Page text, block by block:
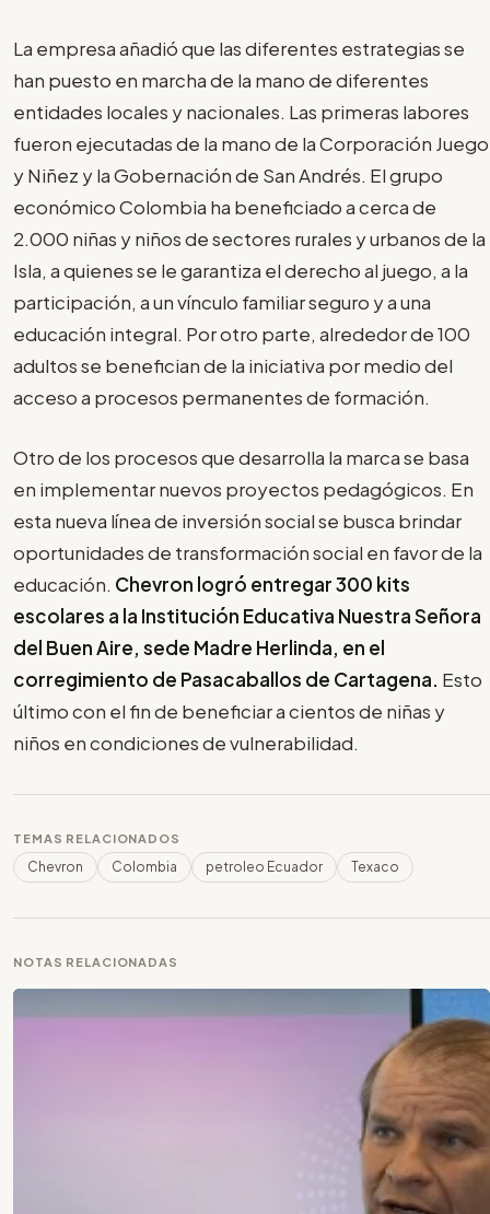
La empresa añadió que las diferentes estrategias se
han puesto en marcha de la mano de diferentes
entidades locales y nacionales. Las primeras labores
fueron ejecutadas de la mano de la Corporación Juego
y Niñez y la Gobernación de San Andrés. El grupo
económico Colombia ha beneficiado a cerca de
2.000 niñas y niños de sectores rurales y urbanos de la
Isla, a quienes se le garantiza el derecho al juego, a la
participación, a un vínculo familiar seguro y a una
educación integral. Por otro parte, alrededor de 100
adultos se benefician de la iniciativa por medio del
acceso a procesos permanentes de formación.
Otro de los procesos que desarrolla la marca se basa
en implementar nuevos proyectos pedagógicos. En
esta nueva línea de inversión social se busca brindar
oportunidades de transformación social en favor de la
educación. Chevron logró entregar 300 kits
escolares a la Institución Educativa Nuestra Señora
del Buen Aire, sede Madre Herlinda, en el
corregimiento de Pasacaballos de Cartagena. Esto
último con el fin de beneficiar a cientos de niñas y
niños en condiciones de vulnerabilidad.
TEMAS RELACIONADOS
Chevron Colombia petroleo Ecuador Texaco
NOTAS RELACIONADAS